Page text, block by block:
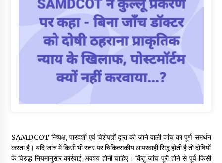
SAMDCOT निष्पक्ष, पारदर्शी एवं विशेषज्ञों द्वारा की जाने वाली जांच का पूर्ण समर्थन
करता है। यदि जांच में किसी भी स्तर पर चिकित्सकीय लापरवाही सिद्ध होती है तो दोषियों
के विरुद्ध नियमानुसार कार्रवाई अवश्य होनी चाहिए। किंतु जांच पूरी होने से पूर्व किसी